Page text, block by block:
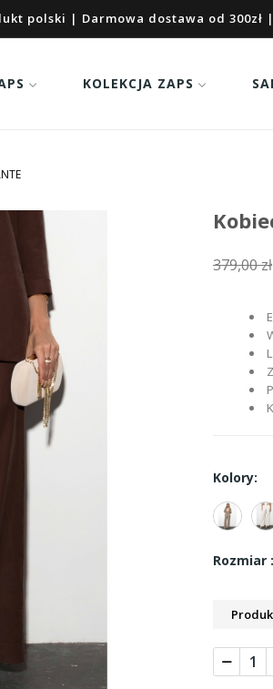
polski | Darmowa dostawa od 300zł
KOLEKCJA ZAPS
379,00 zł
Kolory:
Rozmiar :